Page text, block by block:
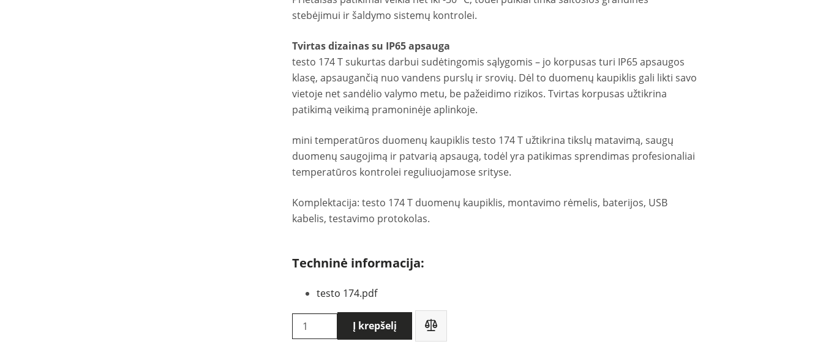
stebėjimui ir šaldymo sistemų kontrolei.
Tvirtas dizainas su IP65 apsauga
testo 174 T sukurtas darbui sudėtingomis sąlygomis – jo korpusas turi IP65 apsaugos
klasę, apsaugančią nuo vandens purslų ir srovių. Dėl to duomenų kaupiklis gali likti savo
vietoje net sandėlio valymo metu, be pažeidimo rizikos. Tvirtas korpusas užtikrina
patikimą veikimą pramoninėje aplinkoje.
mini temperatūros duomenų kaupiklis testo 174 T užtikrina tikslų matavimą, saugų
duomenų saugojimą ir patvarią apsaugą, todėl yra patikimas sprendimas profesionaliai
temperatūros kontrolei reguliuojamose srityse.
Komplektacija: testo 174 T duomenų kaupiklis, montavimo rėmelis, baterijos, USB
kabelis, testavimo protokolas.
Techninė informacija:
testo 174.pdf
produkto
kiekis:
Į krepšelį